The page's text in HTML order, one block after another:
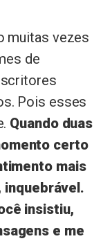
muitas vezes
de
Pois esses
Quando duas
certo
mais
inquebrável.
insistiu,
e me